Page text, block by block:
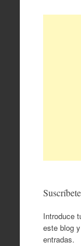
Introduce
este blog
entradas.